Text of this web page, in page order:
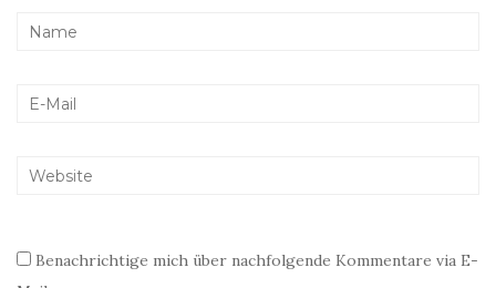
Benachrichtige mich über nachfolgende Kommentare via E-